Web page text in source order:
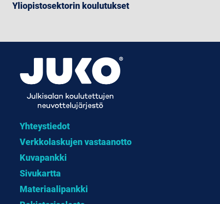
Yliopistosektorin koulutukset
Yhteystiedot
Verkkolaskujen vastaanotto
Kuvapankki
Sivukartta
Materiaalipankki